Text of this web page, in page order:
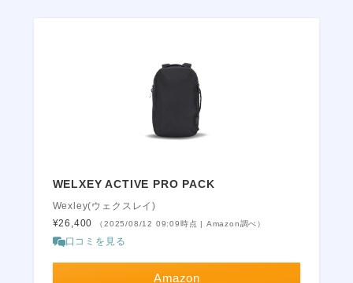
WELXEY ACTIVE PRO PACK
Wexley(ウェクスレイ)
¥26,400
（2025/08/12 09:09時点 | Amazon調べ）
口コミを見る
Amazon